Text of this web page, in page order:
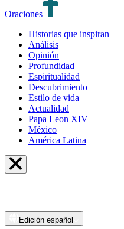
Oraciones
Historias que inspiran
Análisis
Opinión
Profundidad
Espiritualidad
Descubrimiento
Estilo de vida
Actualidad
Papa Leon XIV
México
América Latina
Edición español